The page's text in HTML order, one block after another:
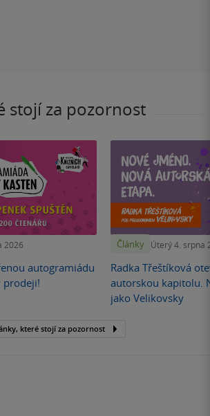
stojí za pozornost
2026
autogramiádu
prodeji!
Články Úterý 4. srpna
Radka Třeštíková
autorskou kapitolu.
jako Velikovsky
které stojí za pozornost